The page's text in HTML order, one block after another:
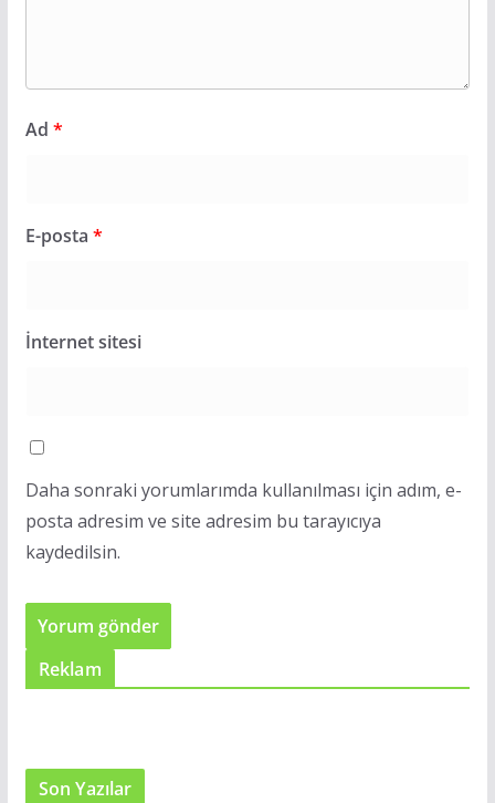
Ad *
E-posta *
İnternet sitesi
Daha sonraki yorumlarımda kullanılması için adım, e-
posta adresim ve site adresim bu tarayıcıya
kaydedilsin.
Reklam
Son Yazılar